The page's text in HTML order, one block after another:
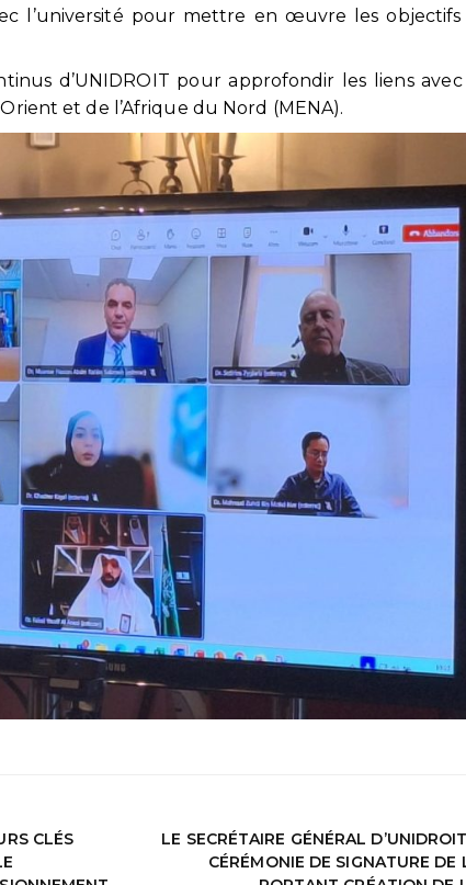
l’université pour mettre en œuvre les objectifs
d’UNIDROIT pour approfondir les liens
et de l’Afrique du Nord (MENA).
CLÉS
LE SECRÉTAIRE GÉNÉRAL
CÉRÉMONIE DE SIGNATURE